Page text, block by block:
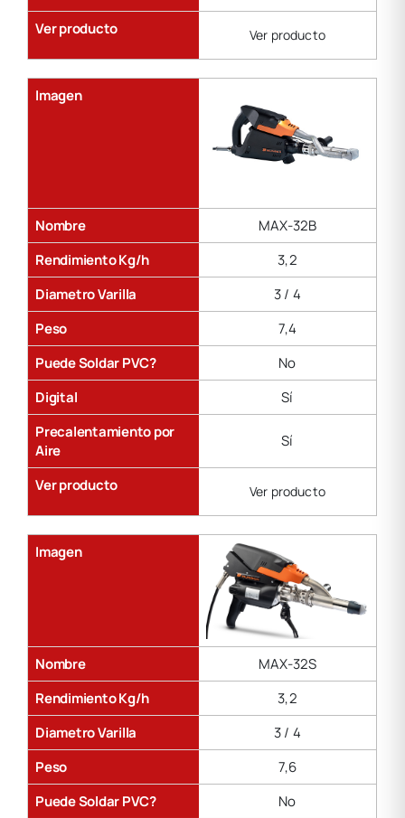
Ver producto
Ver producto
Imagen
Nombre
MAX-32B
Rendimiento Kg/h
3,2
Diametro Varilla
3 / 4
Peso
7,4
Puede Soldar PVC?
No
Digital
Sí
Precalentamiento por
Aire
Sí
Ver producto Ver producto
Imagen
Nombre
MAX-32S
Rendimiento Kg/h
3,2
Diametro Varilla
3 / 4
Peso
7,6
Puede Soldar PVC?
No